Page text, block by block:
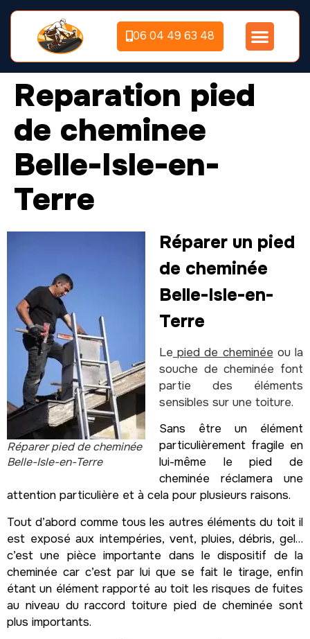
06 04 49 63 48
Reparation pied
de cheminee
Belle-Isle-en-
Terre
Réparer pied de cheminée
Belle-Isle-en-Terre
Réparer un pied
de cheminée
Belle-Isle-en-
Terre
Le pied de cheminée ou la
souche de cheminée font
partie des éléments
sensibles sur une toiture.
Sans être un élément
particulièrement fragile en
lui-même le pied de
cheminée réclamera une
attention particulière et à cela pour plusieurs raisons.
Tout d’abord comme tous les autres éléments du toit il
est exposé aux intempéries, vent, pluies, débris, gel…
c’est une pièce importante dans le dispositif de la
cheminée car c’est par lui que se fait le tirage, enfin
étant un élément rapporté au toit les risques de fuites
au niveau du raccord toiture pied de cheminée sont
plus importants.